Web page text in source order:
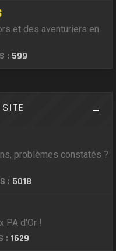
et des aventuriers en
: 599
problèmes constatés ?
: 5018
PA d'Or !
: 1629